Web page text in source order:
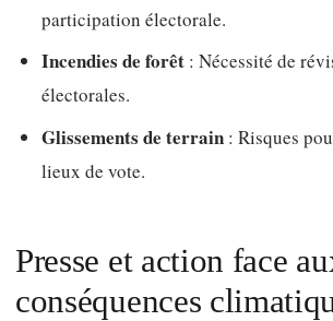
participation électorale.
Incendies de forêt : Nécessité de
électorales.
Glissements de terrain : Risques
lieux de vote.
Presse et action face
conséquences